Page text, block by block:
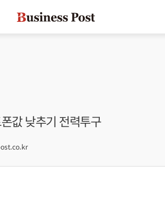
값 낮추기 전력투구